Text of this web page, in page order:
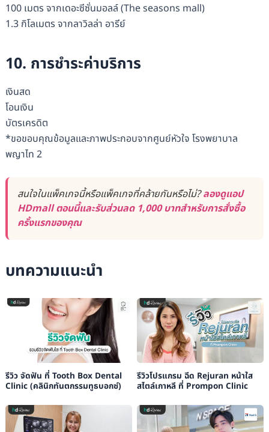
100 เมตร จากเดอะซีซั่นมอลล์ (The seasons mall)
1.3 กิโลเมตร จากลาวิลล่า อารีย์
10. การชำระค่าบริการ
เงินสด
โอนเงิน
บัตรเครดิต
*ขอขอบคุณข้อมูลและภาพประกอบจากศูนย์หัวใจ โรงพยาบาล
พญาไท 2
สนใจในแพ็คเกจนี้หรือแพ็คเกจที่คล้ายกันหรือไม่?ลองดูแอป
HDmall ตอนนี้และรับส่วนลด 1,000 บาทสำหรับการสั่งซื้อ
ครั้งแรกของคุณ
บทความแนะนำ
รีวิว จัดฟัน ที่ Tooth Box Dental
Clinic (คลินิกทันตกรรมทูธบอกซ์)
รีวิวโปรแกรม ฉีด Rejuran หน้าใส
สไตล์เกาหลี ที่ Prompon Clinic